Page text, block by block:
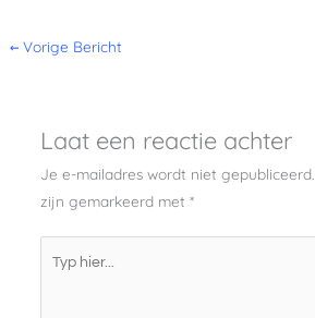
← Vorige Bericht
Laat een reactie achter
Je e-mailadres wordt niet gepubliceerd.
zijn gemarkeerd met *